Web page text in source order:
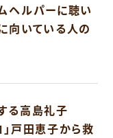
ヘルパーに聴い
向いている人の
る高島礼子
」戸田恵子から救